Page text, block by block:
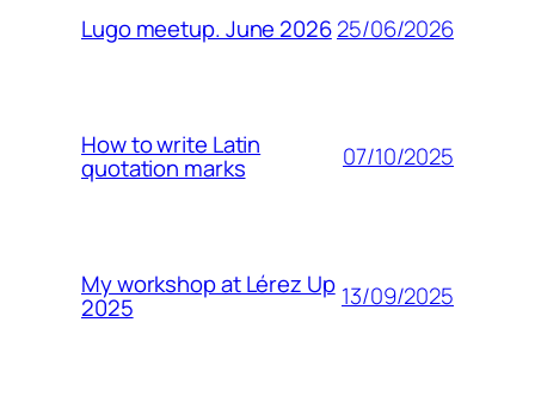
Lugo meetup. June 202625/06/2026
How to write Latin
quotation marks 07/10/2025
My workshop at Lérez Up
2025 13/09/2025